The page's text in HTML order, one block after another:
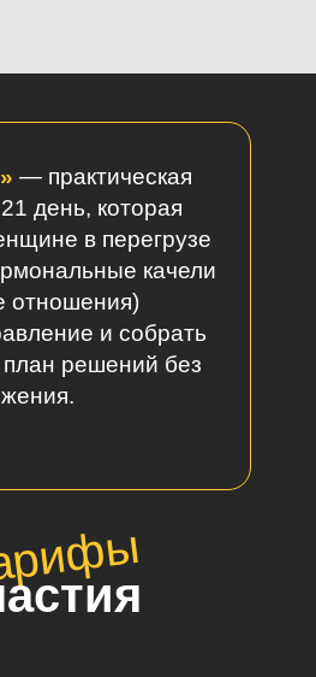
— практическая
день, которая
в перегрузе
качели
отношения)
и собрать
план решений без